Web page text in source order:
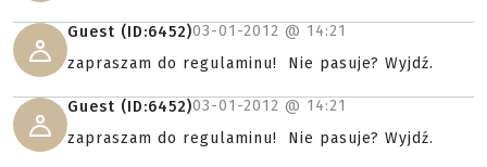
Guest (ID:6452)03-01-2012 @ 14:21
zapraszam do regulaminu! Nie pasuje? Wyjdź.
Guest (ID:6452)03-01-2012 @ 14:21
zapraszam do regulaminu! Nie pasuje? Wyjdź.